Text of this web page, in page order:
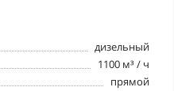
дизельный
1100 м³ / ч
прямой